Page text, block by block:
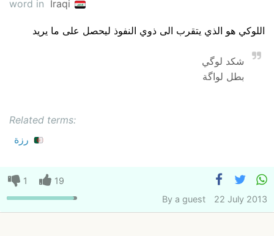
word in Iraqi
اللوكي هو الذي يتقرب الى ذوي النفوذ ليحصل على ما يريد
شكد لوگي
بطل لواگة
Related terms:
رزة
1
19
By a guest 22 July 2013